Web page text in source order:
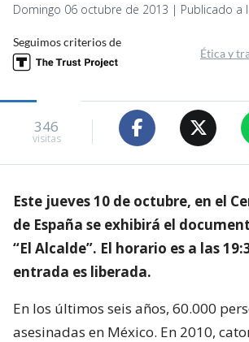
Domingo 06 octubre de 2013 | Publicado a
Seguimos criterios de
Ética y
346
visitas
Este jueves 10 de octubre, en el
de España se exhibirá el
“El Alcalde”. El horario es a las
entrada es liberada.
En los últimos seis años, 60.000
asesinadas en México. En 2010,